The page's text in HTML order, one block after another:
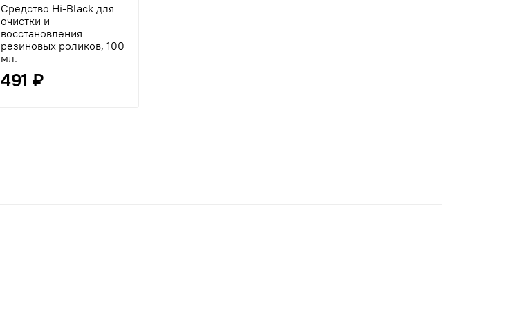
Средство Hi-Black для
очистки и
восстановления
резиновых роликов, 100
мл.
491 ₽